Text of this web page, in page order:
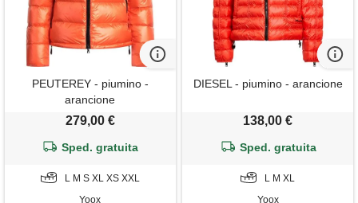
PEUTEREY - piumino -
arancione
279,00 €
Sped. gratuita
L M S XL XS XXL
Yoox
DIESEL - piumino - arancione
138,00 €
Sped. gratuita
L M XL
Yoox